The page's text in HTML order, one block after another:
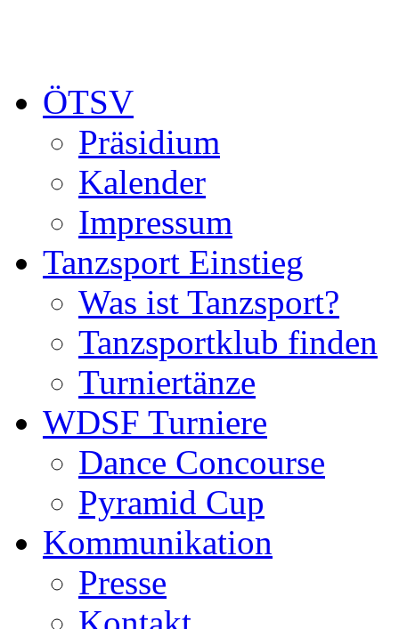
ÖTSV
Präsidium
Kalender
Impressum
Tanzsport Einstieg
Was ist Tanzsport?
Tanzsportklub finden
Turniertänze
WDSF Turniere
Dance Concourse
Pyramid Cup
Kommunikation
Presse